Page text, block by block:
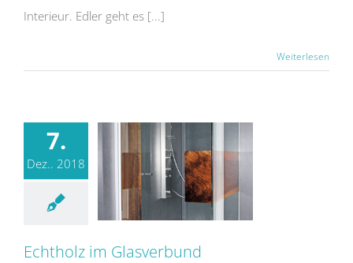
Interieur. Edler geht es [...]
Weiterlesen
7.
Dez.. 2018
Echtholz im Glasverbund